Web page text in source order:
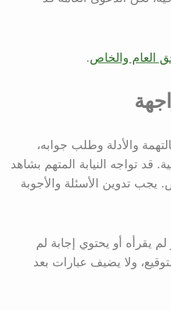
العام والخاص.
والأدلة وطلب جوابه،
قد تواجه النيابة المتهم بشاهد
يجب تدوين الأسئلة والأجوبة
يقرأه أو يحتوي إجابة لم
ولا يضيف عبارات بعد